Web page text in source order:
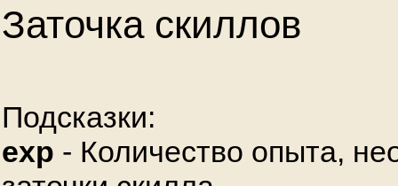
Заточка скиллов
Подсказки:
exp - Количество опыта,